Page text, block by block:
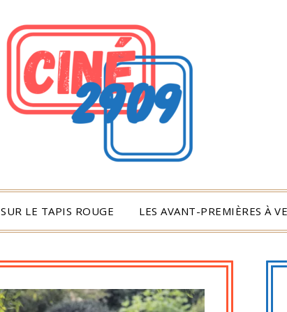
SUR LE TAPIS ROUGE LES AVANT-PREMIÈRES À